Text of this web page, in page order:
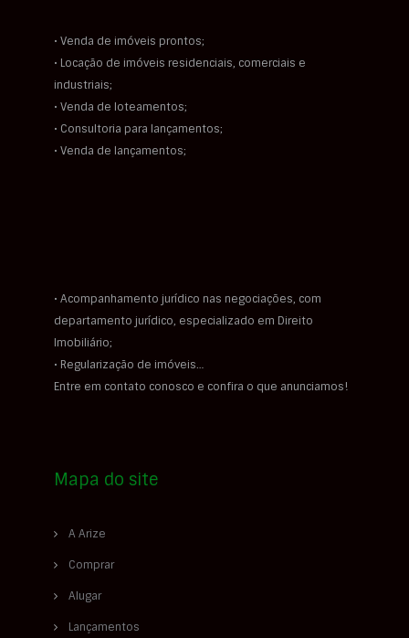
• Venda de imóveis prontos;
• Locação de imóveis residenciais, comerciais e
industriais;
• Venda de loteamentos;
• Consultoria para lançamentos;
• Venda de lançamentos;
• Acompanhamento jurídico nas negociações, com
departamento jurídico, especializado em Direito
Imobiliário;
• Regularização de imóveis…
Entre em contato conosco e confira o que anunciamos!
Mapa do site
A Arize
Comprar
Alugar
Lançamentos